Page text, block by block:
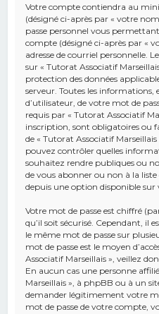
Votre compte contiendra au
(désigné ci-après par « votre
passe personnel vous
compte (désigné ci-après par «
adresse de courriel personnelle.
sur « Tutorat Associatif
protection des données
serveur. Toutes les informations,
d’utilisateur, de votre mot de
requis par « Tutorat Associatif
inscription, sont obligatoires ou
de « Tutorat Associatif Marseillais
pouvez contrôler quelles
souhaitez rendre publiques ou
de vous abonner ou non à la
depuis une option disponible sur
Votre mot de passe est chiffré
qu’il soit sécurisé. Cependant, il
le même mot de passe sur
mot de passe est le moyen
Associatif Marseillais », veillez
En aucun cas une personne
Marseillais », à phpBB ou à un
demander légitimement votre
mot de passe de votre compte,